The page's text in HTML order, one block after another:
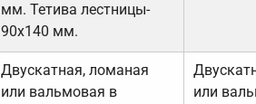
мм. Тетива лестницы-
90х140 мм.
Двускатная, ломаная
или вальмовая в
или